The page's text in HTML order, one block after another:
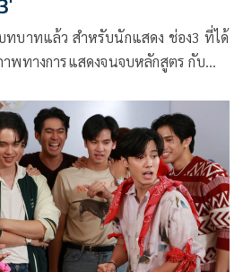
บาทแล้ว สำหรับนักแสดง ช่อง3 ที่ได้
พทางการแสดงจนจบหลักสูตร กับ
งมืออาชีพ นำทีมโดย ครูเงาะ-รส
ริศรา, ครูหม่อน ณัฐชา และ ครูปั๊บ
งบวกให้ความรู้แน่นเปี๊ยะ 6 วันเต็ม